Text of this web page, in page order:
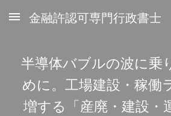
Skip to main content
半導体バブルの波に乗
めに。工場建設・稼働
増する「産廃・建設・